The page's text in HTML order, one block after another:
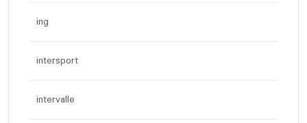
ing
intersport
intervalle